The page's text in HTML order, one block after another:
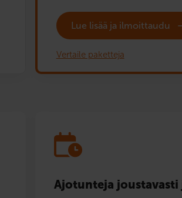
Lue lisää ja ilmoittaudu
Vertaile paketteja
Ajotunteja joustavasti